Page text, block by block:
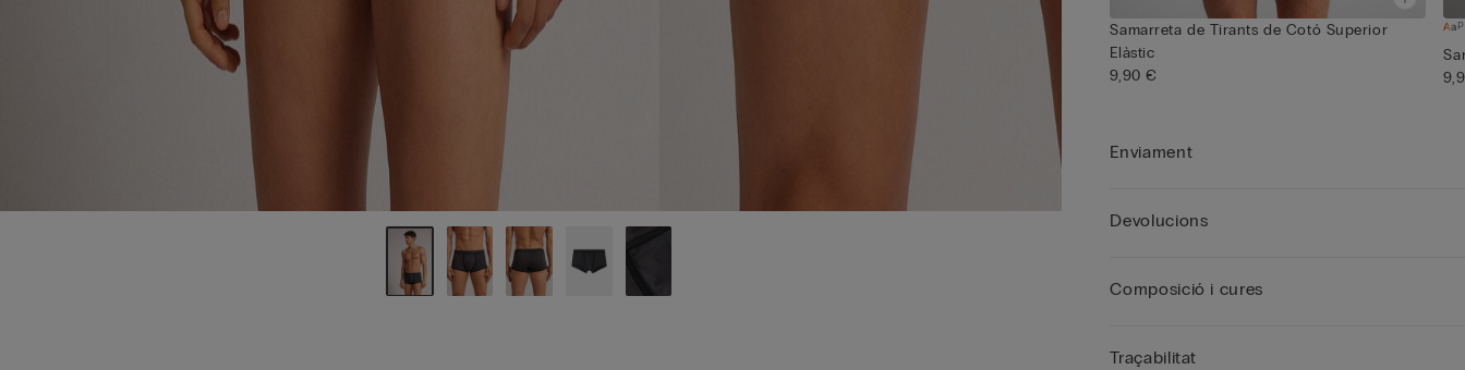
Samarreta de Tirants de Cotó Superior
Elàstic
9,90 €
Enviament
Devolucions
Composició i cures
Traçabilitat